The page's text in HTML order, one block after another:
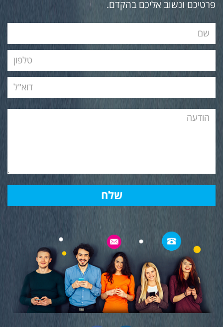
פרטיכם ונשוב אליכם בהקדם.